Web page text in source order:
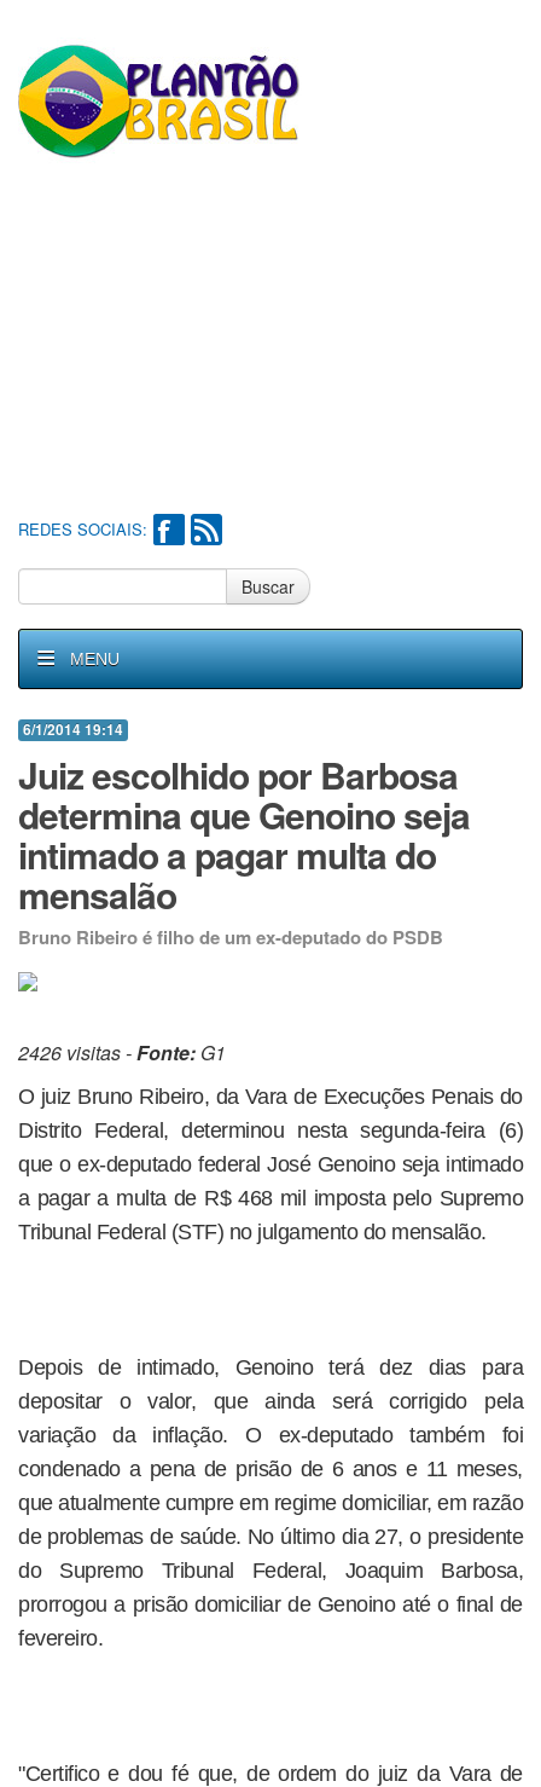
REDES SOCIAIS:
Buscar
MENU
6/1/2014 19:14
Juiz escolhido por Barbosa
determina que Genoino seja
intimado a pagar multa do
mensalão
Bruno Ribeiro é filho de um ex-deputado do PSDB
2426 visitas -Fonte: G1
O juiz Bruno Ribeiro, da Vara de Execuções Penais do
Distrito Federal, determinou nesta segunda-feira (6)
que o ex-deputado federal José Genoino seja intimado
a pagar a multa de R$ 468 mil imposta pelo Supremo
Tribunal Federal (STF) no julgamento do mensalão.
Depois de intimado, Genoino terá dez dias para
depositar o valor, que ainda será corrigido pela
variação da inflação. O ex-deputado também foi
condenado a pena de prisão de 6 anos e 11 meses,
que atualmente cumpre em regime domiciliar, em razão
de problemas de saúde. No último dia 27, o presidente
do Supremo Tribunal Federal, Joaquim Barbosa,
prorrogou a prisão domiciliar de Genoino até o final de
fevereiro.
"Certifico e dou fé que, de ordem do juiz da Vara de